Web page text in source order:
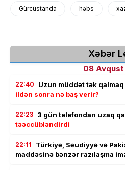
Gürcüstanda həbs
Xəbər
08
22:40 Uzun müddət tək
ildən sonra nə baş verir?
22:23 3 gün telefondan uzaq
təəccübləndirdi
22:11
Türkiyə, Səudiyyə və
maddəsinə bənzər razılaşma